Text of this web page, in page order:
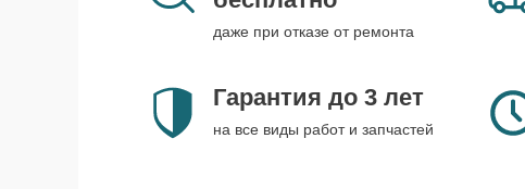
даже при отказе от ремонта
Гарантия до 3 лет
на все виды работ и запчастей